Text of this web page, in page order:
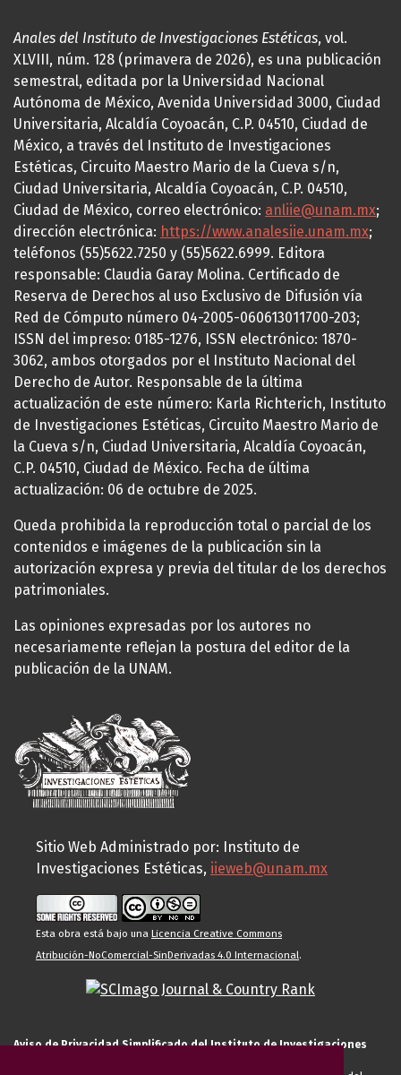
Anales del Instituto de Investigaciones Estéticas, vol.
XLVIII, núm. 128 (primavera de 2026), es una publicación
semestral, editada por la Universidad Nacional
Autónoma de México, Avenida Universidad 3000, Ciudad
Universitaria, Alcaldía Coyoacán, C.P. 04510, Ciudad de
México, a través del Instituto de Investigaciones
Estéticas, Circuito Maestro Mario de la Cueva s/n,
Ciudad Universitaria, Alcaldía Coyoacán, C.P. 04510,
Ciudad de México, correo electrónico: anliie@unam.mx;
dirección electrónica: https://www.analesiie.unam.mx;
teléfonos (55)5622.7250 y (55)5622.6999. Editora
responsable: Claudia Garay Molina. Certificado de
Reserva de Derechos al uso Exclusivo de Difusión vía
Red de Cómputo número 04-2005-060613011700-203;
ISSN del impreso: 0185-1276, ISSN electrónico: 1870-
3062, ambos otorgados por el Instituto Nacional del
Derecho de Autor. Responsable de la última
actualización de este número: Karla Richterich, Instituto
de Investigaciones Estéticas, Circuito Maestro Mario de
la Cueva s/n, Ciudad Universitaria, Alcaldía Coyoacán,
C.P. 04510, Ciudad de México. Fecha de última
actualización: 06 de octubre de 2025.
Queda prohibida la reproducción total o parcial de los
contenidos e imágenes de la publicación sin la
autorización expresa y previa del titular de los derechos
patrimoniales.
Las opiniones expresadas por los autores no
necesariamente reflejan la postura del editor de la
publicación de la UNAM.
Sitio Web Administrado por: Instituto de
Investigaciones Estéticas, iieweb@unam.mx
Esta obra está bajo una Licencia Creative Commons
Atribución-NoComercial-SinDerivadas 4.0 Internacional.
Aviso de Privacidad Simplificado del Instituto de Investigaciones